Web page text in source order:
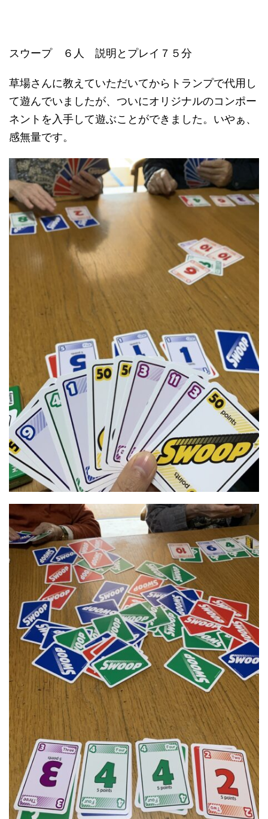
スウープ ６人 説明とプレイ７５分
草場さんに教えていただいてからトランプで代用し
て遊んでいましたが、ついにオリジナルのコンポー
ネントを入手して遊ぶことができました。いやぁ、
感無量です。